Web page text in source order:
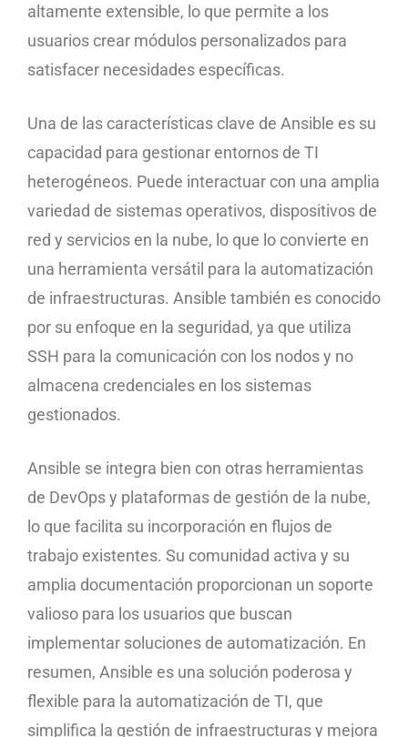
altamente extensible, lo que permite a los
usuarios crear módulos personalizados para
satisfacer necesidades específicas.
Una de las características clave de Ansible es su
capacidad para gestionar entornos de TI
heterogéneos. Puede interactuar con una amplia
variedad de sistemas operativos, dispositivos de
red y servicios en la nube, lo que lo convierte en
una herramienta versátil para la automatización
de infraestructuras. Ansible también es conocido
por su enfoque en la seguridad, ya que utiliza
SSH para la comunicación con los nodos y no
almacena credenciales en los sistemas
gestionados.
Ansible se integra bien con otras herramientas
de DevOps y plataformas de gestión de la nube,
lo que facilita su incorporación en flujos de
trabajo existentes. Su comunidad activa y su
amplia documentación proporcionan un soporte
valioso para los usuarios que buscan
implementar soluciones de automatización. En
resumen, Ansible es una solución poderosa y
flexible para la automatización de TI, que
simplifica la gestión de infraestructuras y mejora